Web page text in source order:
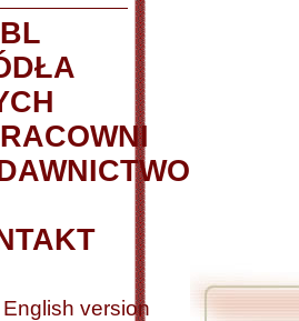
English version